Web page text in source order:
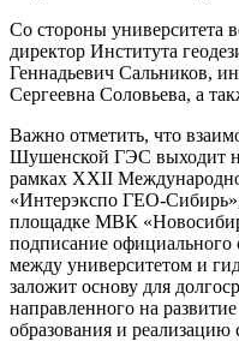
Со стороны университета
директор Института
Геннадьевич Сальников,
Сергеевна Соловьева, а
Важно отметить, что
Шушенской ГЭС выходит
рамках XXII
«Интерэкспо ГЕО-
площадке МВК
подписание официального
между университетом и
заложит основу для
направленного на
образования и реализацию